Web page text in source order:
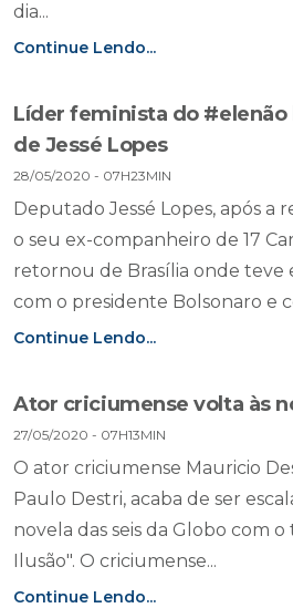
dia...
Continue Lendo...
Líder feminista do #elenão
de Jessé Lopes
28/05/2020 - 07H23MIN
Deputado Jessé Lopes, após a
o seu ex-companheiro de 17
retornou de Brasília onde teve
com o presidente Bolsonaro e
Continue Lendo...
Ator criciumense volta às
27/05/2020 - 07H13MIN
O ator criciumense Mauricio
Paulo Destri, acaba de ser
novela das seis da Globo com
Ilusão". O criciumense...
Continue Lendo...